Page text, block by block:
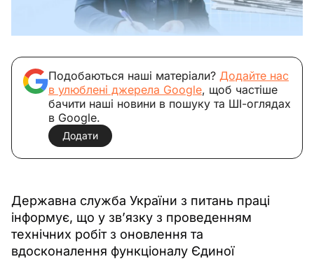
Подобаються наші матеріали? Додайте нас
в улюблені джерела Google, щоб частіше
бачити наші новини в пошуку та ШІ-оглядах
в Google.
Додати
Державна служба України з питань праці
інформує, що у зв’язку з проведенням
технічних робіт з оновлення та
вдосконалення функціоналу Єдиної